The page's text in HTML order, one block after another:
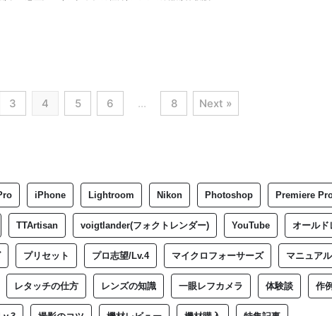
3 4 5 6 … 8 Next »
iPhone Lightroom Nikon Photoshop Premiere
TTArtisan voigtlander(フォクトレンダー) YouTube オールド
プリセット プロ志望/Lv.4 マイクロフォーサーズ マニュア
レタッチの仕方 レンズの知識 一眼レフカメラ 体験談 作